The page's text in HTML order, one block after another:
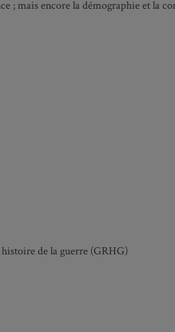
; mais encore la démographie et la
de la guerre (GRHG)